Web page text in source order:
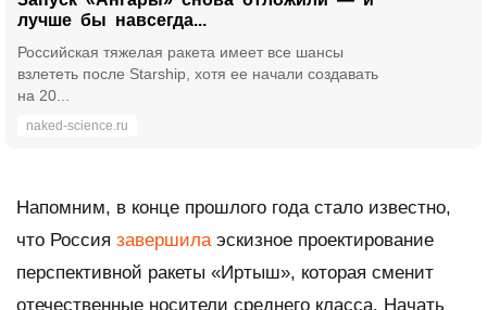
лучше бы навсегда...
Российская тяжелая ракета имеет все шансы
взлететь после Starship, хотя ее начали создавать
на 20...
naked-science.ru
Напомним, в конце прошлого года стало известно,
что Россия завершила эскизное проектирование
перспективной ракеты «Иртыш», которая сменит
отечественные носители среднего класса. Начать